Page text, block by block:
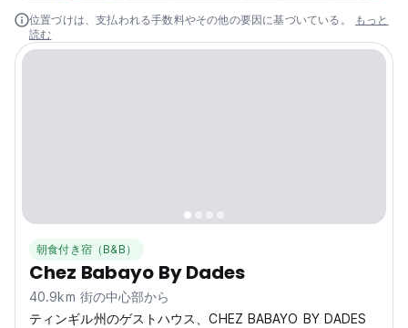
位置づけは、支払われる手数料やその他の要因に基づいている。
もっと
読む
朝食付き宿（B&B）
Chez Babayo By Dades
40.9km 街の中心部から
ティンギル州のゲストハウス、CHEZ BABAYO BY DADES